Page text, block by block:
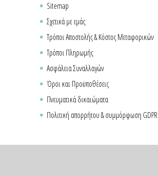
Sitemap
Σχετικά με εμάς
Τρόποι Αποστολής & Κόστος Μεταφορικών
Τρόποι Πληρωμής
Ασφάλεια Συναλλαγών
Όροι και Προϋποθέσεις
Πνευματικά δικαιώματα
Πολιτική απορρήτου & συμμόρφωση GDPR